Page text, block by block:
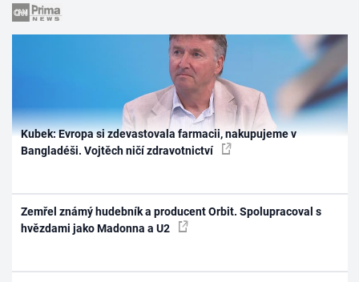
Kubek: Evropa si zdevastovala farmacii, nakupujeme v
Bangladéši. Vojtěch ničí zdravotnictví
Zemřel známý hudebník a producent Orbit. Spolupracoval s
hvězdami jako Madonna a U2